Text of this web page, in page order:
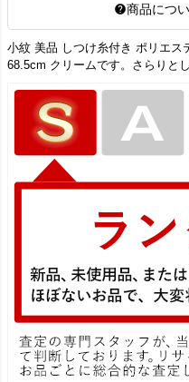
商品につ
小紋 美品 しつけ糸付き ポリエス
68.5cm クリームです。さらりと